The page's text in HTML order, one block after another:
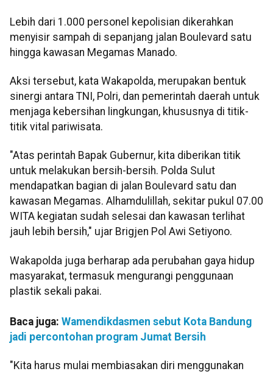
Lebih dari 1.000 personel kepolisian dikerahkan
menyisir sampah di sepanjang jalan Boulevard satu
hingga kawasan Megamas Manado.
Aksi tersebut, kata Wakapolda, merupakan bentuk
sinergi antara TNI, Polri, dan pemerintah daerah untuk
menjaga kebersihan lingkungan, khususnya di titik-
titik vital pariwisata.
"Atas perintah Bapak Gubernur, kita diberikan titik
untuk melakukan bersih-bersih. Polda Sulut
mendapatkan bagian di jalan Boulevard satu dan
kawasan Megamas. Alhamdulillah, sekitar pukul 07.00
WITA kegiatan sudah selesai dan kawasan terlihat
jauh lebih bersih," ujar Brigjen Pol Awi Setiyono.
Wakapolda juga berharap ada perubahan gaya hidup
masyarakat, termasuk mengurangi penggunaan
plastik sekali pakai.
Baca juga: Wamendikdasmen sebut Kota Bandung
jadi percontohan program Jumat Bersih
"Kita harus mulai membiasakan diri menggunakan